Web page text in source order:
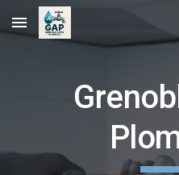
Skip to main content